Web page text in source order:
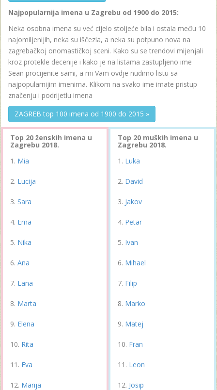
Najpopularnija imena u Zagrebu od 1900 do 2015:
Neka osobna imena su već cijelo stoljeće bila i ostala među 10
najomiljenijih, neka su iščezla, a neka su potpuno nova na
zagrebačkoj onomastičkoj sceni. Kako su se trendovi mijenjali
kroz protekle decenije i kako je na listama zastupljeno ime
Sean procijenite sami, a mi Vam ovdje nudimo listu sa
najpopularnijim imenima. Klikom na svako ime imate pristup
značenju i podrijetlu imena
ZAGREB top 100 imena od 1900 do 2015 »
Top 20 ženskih imena u
Zagrebu 2018.
Mia
Lucija
Sara
Ema
Nika
Ana
Lana
Marta
Elena
Rita
Eva
Marija
Top 20 muških imena u
Zagrebu 2018.
Luka
David
Jakov
Petar
Ivan
Mihael
Filip
Marko
Matej
Fran
Leon
Josip